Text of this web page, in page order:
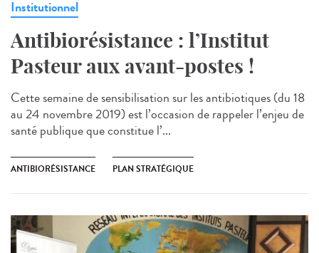
Institutionnel
Antibiorésistance : l’Institut
Pasteur aux avant-postes !
Cette semaine de sensibilisation sur les antibiotiques (du 18
au 24 novembre 2019) est l’occasion de rappeler l’enjeu de
santé publique que constitue l’...
ANTIBIORÉSISTANCE PLAN STRATÉGIQUE